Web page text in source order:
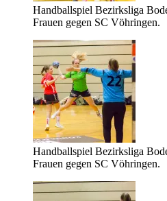
Handballspiel Bezirksliga
Frauen gegen SC Vöhringen.
Handballspiel Bezirksliga
Frauen gegen SC Vöhringen.